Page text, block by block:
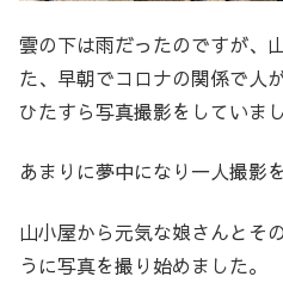
雲の下は雨だったのですが、
た、早朝でコロナの関係で人
ひたすら写真撮影をしていま
あまりに夢中になり一人撮影
山小屋から元気な娘さんとそ
うに写真を撮り始めました。